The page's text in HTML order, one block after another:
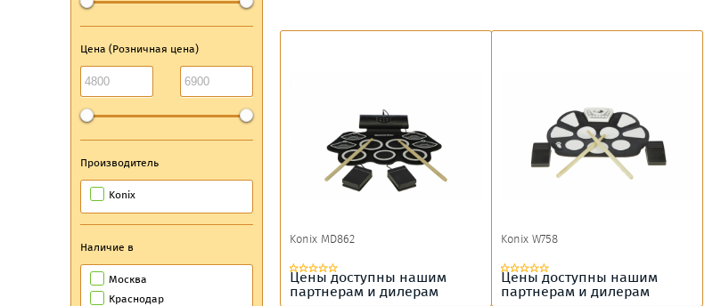
Цена (Розничная цена)
Производитель
Konix
Наличие в
Москва
Краснодар
Konix MD862
Цены доступны нашим
партнерам и дилерам
Konix W758
Цены доступны нашим
партнерам и дилерам